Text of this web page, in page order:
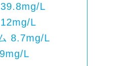
L
L
8.7mg/L
L